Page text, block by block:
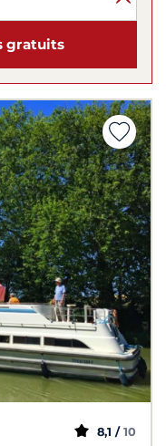
gratuits
8,1 / 10